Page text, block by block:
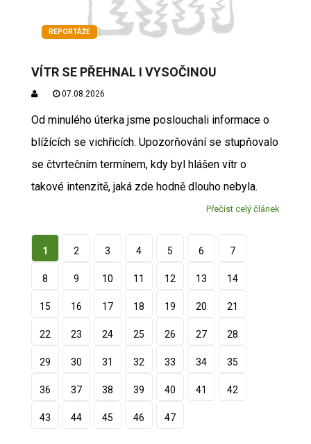
REPORTÁŽE
VÍTR SE PŘEHNAL I VYSOČINOU
07.08.2026
Od minulého úterka jsme poslouchali informace o
blížících se vichřicích. Upozorňování se stupňovalo
se čtvrtečním termínem, kdy byl hlášen vítr o
takové intenzitě, jaká zde hodně dlouho nebyla.
Přečíst celý článek
1 2 3 4 5 6 7
8 9 10 11 12 13 14
15 16 17 18 19 20 21
22 23 24 25 26 27 28
29 30 31 32 33 34 35
36 37 38 39 40 41 42
43 44 45 46 47